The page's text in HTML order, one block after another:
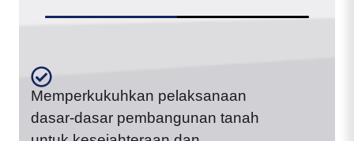
Memperkukuhkan pelaksanaan
dasar-dasar pembangunan tanah